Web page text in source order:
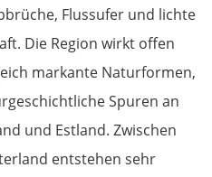
Flussufer und lichte
Die Region wirkt offen
markante Naturformen,
Spuren an
und Estland. Zwischen
entstehen sehr